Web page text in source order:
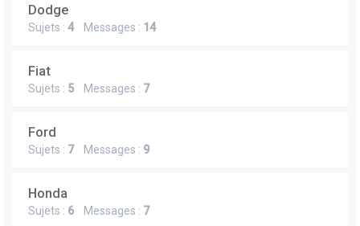
Dodge
Sujets : 4Messages : 14
Fiat
Sujets : 5 Messages : 7
Ford
Sujets : 7Messages : 9
Honda
Sujets : 6 Messages : 7